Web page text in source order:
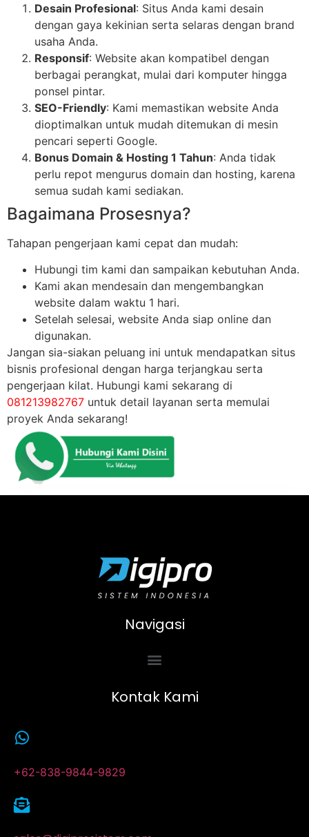
Desain Profesional: Situs Anda kami desain
dengan gaya kekinian serta selaras dengan brand
usaha Anda.
Responsif: Website akan kompatibel dengan
berbagai perangkat, mulai dari komputer hingga
ponsel pintar.
SEO-Friendly: Kami memastikan website Anda
dioptimalkan untuk mudah ditemukan di mesin
pencari seperti Google.
Bonus Domain & Hosting 1 Tahun: Anda tidak
perlu repot mengurus domain dan hosting, karena
semua sudah kami sediakan.
Bagaimana Prosesnya?
Tahapan pengerjaan kami cepat dan mudah:
Hubungi tim kami dan sampaikan kebutuhan Anda.
Kami akan mendesain dan mengembangkan
website dalam waktu 1 hari.
Setelah selesai, website Anda siap online dan
digunakan.
Jangan sia-siakan peluang ini untuk mendapatkan situs
bisnis profesional dengan harga terjangkau serta
pengerjaan kilat. Hubungi kami sekarang di
081213982767 untuk detail layanan serta memulai
proyek Anda sekarang!
Navigasi
Kontak Kami
+62-838-9844-9829